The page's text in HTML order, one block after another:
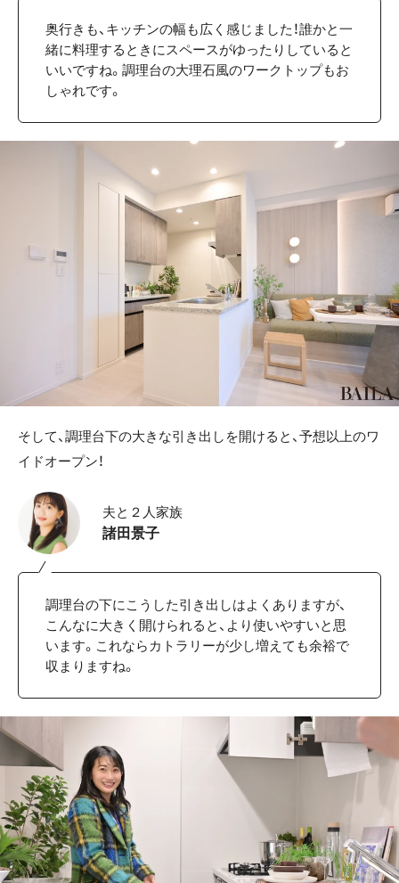
奥行きも、キッチンの幅も広く感じました！誰かと一
緒に料理するときにスペースがゆったりしていると
いいですね。調理台の大理石風のワークトップもお
しゃれです。
そして、調理台下の大きな引き出しを開けると、予想以上のワ
イドオープン！
夫と２人家族
諸田景子
調理台の下にこうした引き出しはよくありますが、
こんなに大きく開けられると、より使いやすいと思
います。これならカトラリーが少し増えても余裕で
収まりますね。